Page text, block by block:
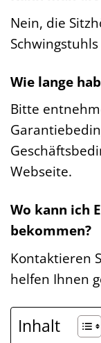
Nein, die
Wie lange
Bitte
Webseite.
Wo kann ich
bekommen?
Kontaktieren
helfen Ihnen
Inhalt